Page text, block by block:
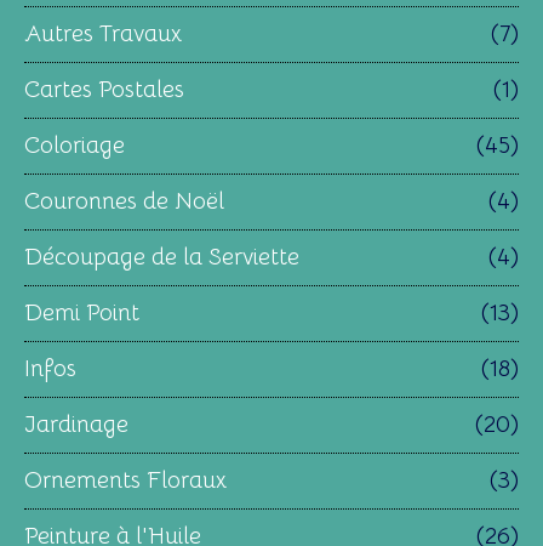
Autres Travaux
(7)
Cartes Postales
(1)
Coloriage
(45)
Couronnes de Noël
(4)
Découpage de la Serviette
(4)
Demi Point
(13)
Infos
(18)
Jardinage
(20)
Ornements Floraux
(3)
Peinture à l'Huile
(26)